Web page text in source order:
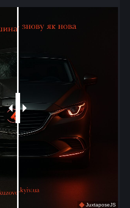
JuxtaposeJS